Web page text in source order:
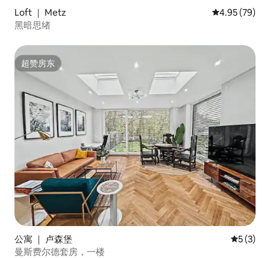
Loft ｜ Metz 平均评分
4.95 (79)
黑暗思绪
超赞房东
超赞房东
公寓 ｜ 卢森堡 平均评分
5 (3)
曼斯费尔德套房，一楼